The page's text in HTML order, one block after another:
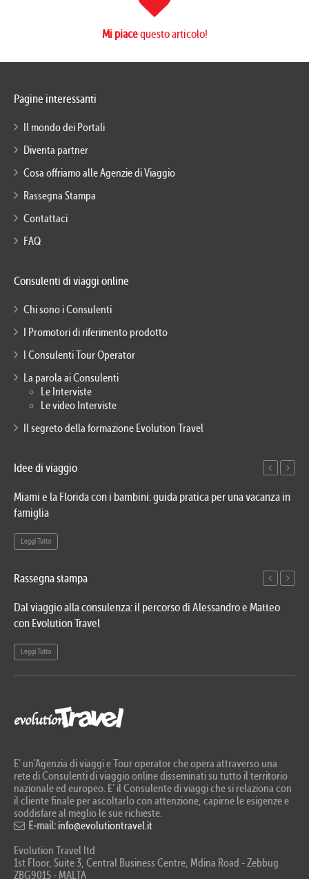
Mi piacequesto articolo!
Pagine interessanti
Il mondo dei Portali
Diventa partner
Cosa offriamo alle Agenzie di Viaggio
Rassegna Stampa
Contattaci
FAQ
Consulenti di viaggi online
Chi sono i Consulenti
I Promotori di riferimento prodotto
I Consulenti Tour Operator
La parola ai Consulenti
Le Interviste
Le video Interviste
Il segreto della formazione Evolution Travel
Idee di viaggio
Miami e la Florida con i bambini: guida pratica per una vacanza in
famiglia
Leggi Tutto
Rassegna stampa
Dal viaggio alla consulenza: il percorso di Alessandro e Matteo
con Evolution Travel
Leggi Tutto
E' un’Agenzia di viaggi e Tour operator che opera attraverso una
rete di Consulenti di viaggio online disseminati su tutto il territorio
nazionale ed europeo. E’ il Consulente di viaggi che si relaziona con
il cliente finale per ascoltarlo con attenzione, capirne le esigenze e
soddisfare al meglio le sue richieste.
E-mail: info@evolutiontravel.it
Evolution Travel ltd
1st Floor, Suite 3, Central Business Centre, Mdina Road - Zebbug
ZBG9015 - MALTA